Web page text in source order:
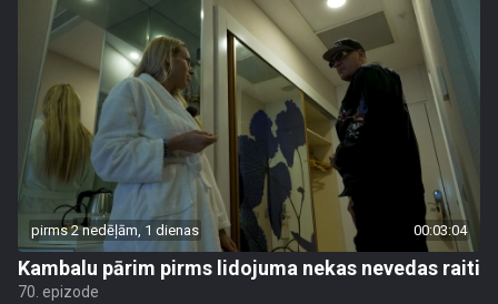
pirms 2 nedēļām, 1 dienas 00:03:04
Kambalu pārim pirms lidojuma nekas nevedas raiti
70. epizode